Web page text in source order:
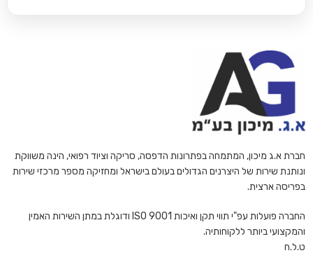
חברת א.ג מיכון, המתמחה בפתרונות הדפסה, סריקה וציוד רפואי, הינה משווקת
ונותנת שירות של היצרנים הגדולים בעולם בישראל ומחזיקה מספר מרכזי שירות
בפריסה ארצית.
החברה פועלות עפ"י תווי תקן ואיכות ISO 9001 ודוגלת במתן השירות האמין
והמקצועי ביותר ללקוחותיה.
ט.ל.ח